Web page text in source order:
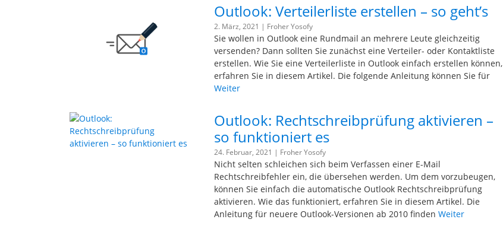
Outlook: Verteilerliste erstellen – so geht’s
2. März, 2021 | Froher Yosofy
Sie wollen in Outlook eine Rundmail an mehrere Leute gleichzeitig
versenden? Dann sollten Sie zunächst eine Verteiler- oder Kontaktliste
erstellen. Wie Sie eine Verteilerliste in Outlook einfach erstellen können,
erfahren Sie in diesem Artikel. Die folgende Anleitung können Sie für
Weiter
Outlook: Rechtschreibprüfung aktivieren –
so funktioniert es
24. Februar, 2021 | Froher Yosofy
Nicht selten schleichen sich beim Verfassen einer E-Mail
Rechtschreibfehler ein, die übersehen werden. Um dem vorzubeugen,
können Sie einfach die automatische Outlook Rechtschreibprüfung
aktivieren. Wie das funktioniert, erfahren Sie in diesem Artikel. Die
Anleitung für neuere Outlook-Versionen ab 2010 findenWeiter